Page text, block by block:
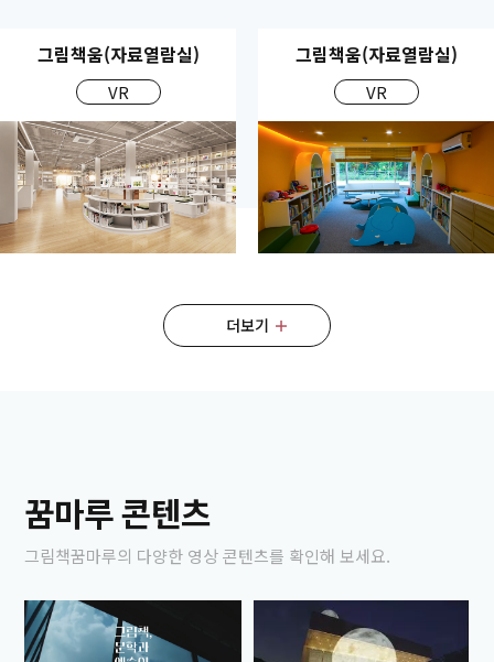
그림책움(자료열람실)
VR
그림책움(자료열람실)
VR
더보기
꿈마루 콘텐츠
그림책꿈마루의 다양한 영상 콘텐츠를 확인해 보세요.